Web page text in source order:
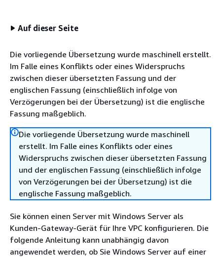
Auf dieser Seite
Die vorliegende Übersetzung wurde maschinell erstellt.
Im Falle eines Konflikts oder eines Widerspruchs
zwischen dieser übersetzten Fassung und der
englischen Fassung (einschließlich infolge von
Verzögerungen bei der Übersetzung) ist die englische
Fassung maßgeblich.
Die vorliegende Übersetzung wurde maschinell
erstellt. Im Falle eines Konflikts oder eines
Widerspruchs zwischen dieser übersetzten Fassung
und der englischen Fassung (einschließlich infolge
von Verzögerungen bei der Übersetzung) ist die
englische Fassung maßgeblich.
Sie können einen Server mit Windows Server als
Kunden-Gateway-Gerät für Ihre VPC konfigurieren. Die
folgende Anleitung kann unabhängig davon
angewendet werden, ob Sie Windows Server auf einer